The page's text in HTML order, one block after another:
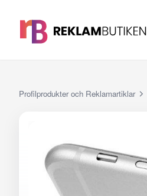
Profilprodukter och Reklamartiklar